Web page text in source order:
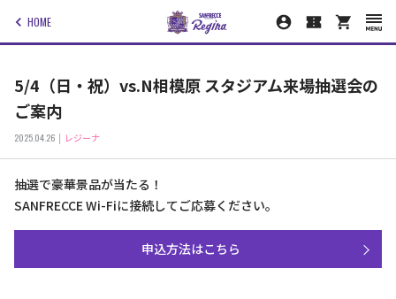
HOME
5/4（日・祝）vs.N相模原 スタジアム来場抽選会の
ご案内
2025.04.26 レジーナ
抽選で豪華景品が当たる！
SANFRECCE Wi-Fiに接続してご応募ください。
申込方法はこちら